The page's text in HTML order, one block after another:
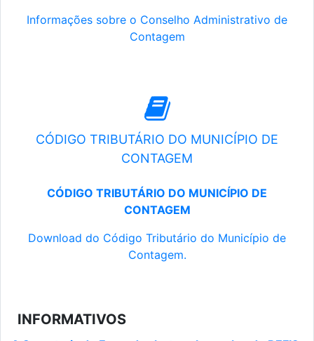
Informações sobre o Conselho Administrativo de
Contagem
CÓDIGO TRIBUTÁRIO DO MUNICÍPIO DE
CONTAGEM
CÓDIGO TRIBUTÁRIO DO MUNICÍPIO DE
CONTAGEM
Download do Código Tributário do Município de
Contagem.
INFORMATIVOS